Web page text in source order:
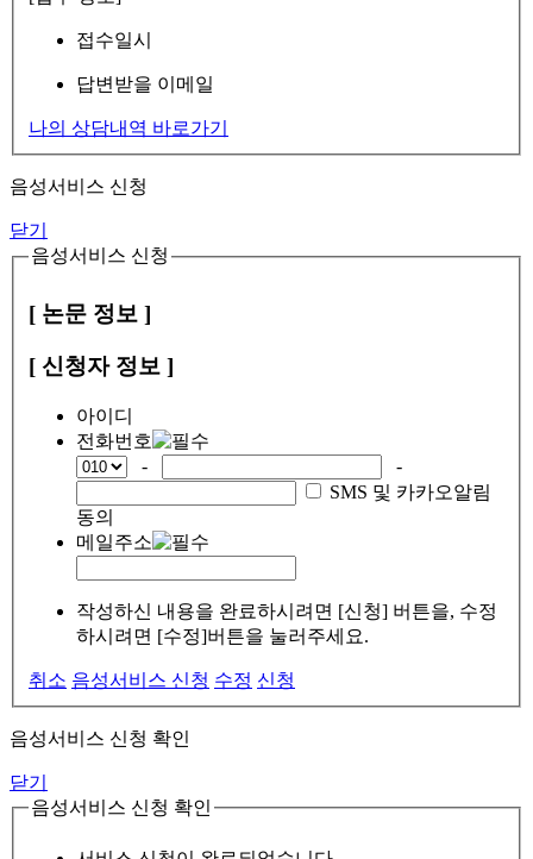
접수일시
답변받을 이메일
나의 상담내역 바로가기
음성서비스 신청
닫기
음성서비스 신청
[ 논문 정보 ]
[ 신청자 정보 ]
아이디
전화번호
-
-
SMS 및 카카오알림
동의
메일주소
작성하신 내용을 완료하시려면 [신청] 버튼을, 수정
하시려면 [수정]버튼을 눌러주세요.
취소 음성서비스 신청 수정 신청
음성서비스 신청 확인
닫기
음성서비스 신청 확인